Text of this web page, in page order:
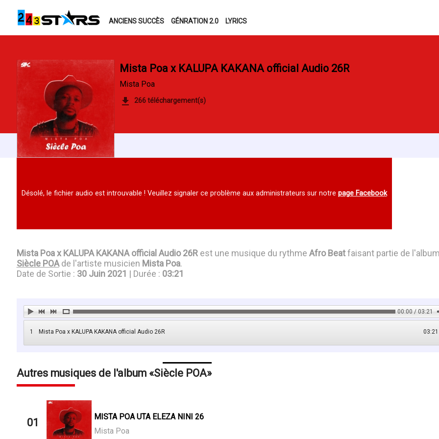
ANCIENS SUCCÈS GÉNRATION 2.0 LYRICS
Mista Poa x KALUPA KAKANA official Audio 26R
Mista Poa
266 téléchargement(s)
Désolé, le fichier audio est introuvable ! Veuillez signaler ce problème aux administrateurs sur notre page Facebook
Mista Poa x KALUPA KAKANA official Audio 26Rest une musique du rythme Afro Beatfaisant partie de
Siècle POAde l'artiste musicien Mista Poa.
Date de Sortie : 30 Juin 2021 | Durée : 03:21
00:00 / 03:21
1 03:21
Mista Poa x KALUPA KAKANA official Audio 26R
Autres musiques de l'album Siècle POA
01
MISTA POA UTA ELEZA NINI 26
Mista Poa